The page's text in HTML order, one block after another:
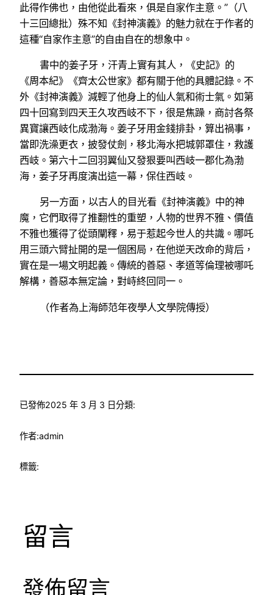
此得作佛也，由他從此看來，俱是自家作主意。”（八
十三回總批）殊不知《封神演義》的魅力就在于作者的
這種“自家作主意”的自由自在的想象中。
書中的姜子牙，汗青上實有其人，《史記》的
《周本紀》《齊太公世家》都有關于他的具體記錄。不
外《封神演義》減輕了他身上的仙人氣和術士氣。如第
四十回寫到四天王久攻西岐不下，很是焦躁，商討各祭
異寶讓西岐化成渤海。姜子牙用金錢排卦，算出禍事，
當即洗澡更衣，披發仗劍，移北海水把城郭罩住，救護
西岐。第六十二回羽翼仙又發狠要叫西岐一郡化為渤
海，姜子牙再度演出這一幕，保住西岐。
另一方面，以古人的目光看《封神演義》中的神
魔，它們取得了推翻性的重塑，人物的世界不雅、價值
不雅也獲得了從頭闡釋，易于惹起今世人的共識。哪吒
用三頭六臂扯開的是一個困局，在他逆天改命的背后，
實在是一場文明起義。傳統的善惡、孝道等倫理被哪吒
解構，善惡本無定論，對峙終回同一。
（作者為上海師范年夜學人文學院傳授）
已發佈2025 年 3 月 3 日分類:
作者:admin
標籤:
留言
發佈留言